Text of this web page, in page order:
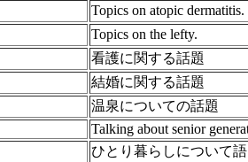
Topics on atopic dermatitis.
Topics on the lefty.
看護に関する話題
結婚に関する話題
温泉についての話題
Talking about senior
ひとり暮らしについて